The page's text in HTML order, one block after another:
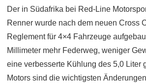
Der in Südafrika bei Red-Line
Renner wurde nach dem neuen Cross
Reglement für 4×4 Fahrzeuge
Millimeter mehr Federweg, weniger
eine verbesserte Kühlung des 5,0 Liter
Motors sind die wichtigsten